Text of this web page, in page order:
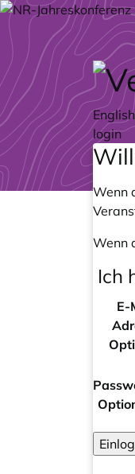
Zum Hauptteil
English
login
Wenn
Wenn
Ich
E-